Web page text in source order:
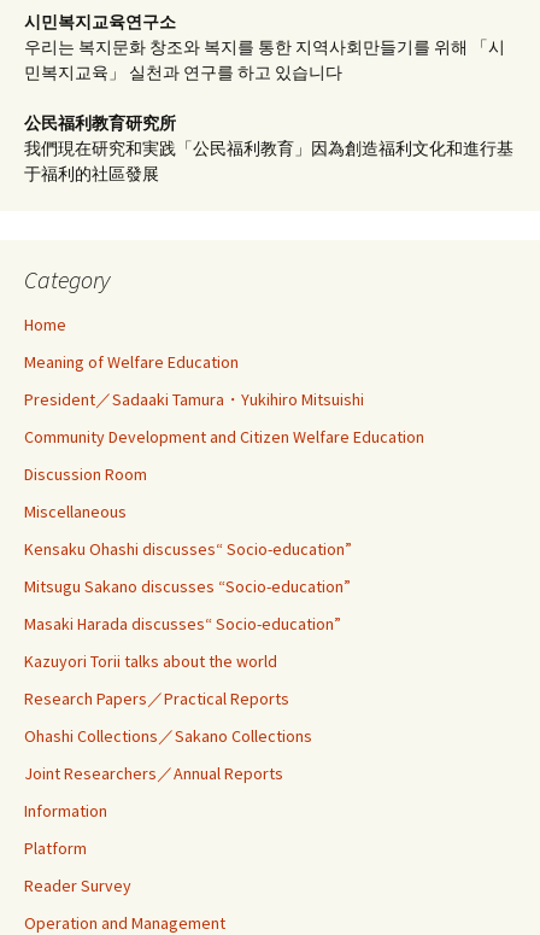
시민복지교육연구소
우리는 복지문화 창조와 복지를 통한 지역사회만들기를 위해 「시
민복지교육」 실천과 연구를 하고 있습니다
公民福利教育研究所
我們現在研究和実践「公民福利教育」因為創造福利文化和進行基
于福利的社區發展
Category
Home
Meaning of Welfare Education
President／Sadaaki Tamura・Yukihiro Mitsuishi
Community Development and Citizen Welfare Education
Discussion Room
Miscellaneous
Kensaku Ohashi discusses“ Socio-education”
Mitsugu Sakano discusses “Socio-education”
Masaki Harada discusses“ Socio-education”
Kazuyori Torii talks about the world
Research Papers／Practical Reports
Ohashi Collections／Sakano Collections
Joint Researchers／Annual Reports
Information
Platform
Reader Survey
Operation and Management